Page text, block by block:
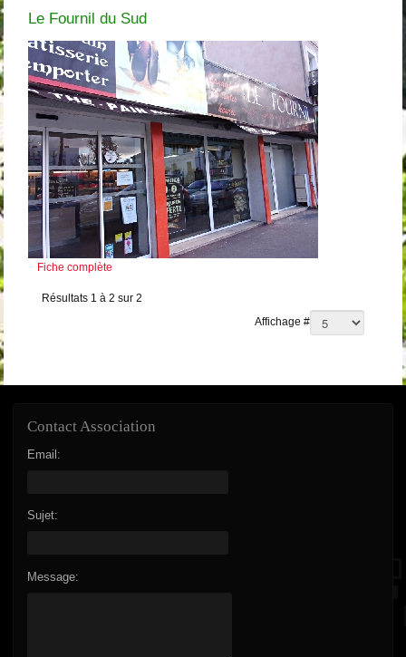
Le Fournil du Sud
Fiche complète
Résultats 1 à 2 sur 2
Affichage #
Contact Association
Email:
Sujet:
Message: